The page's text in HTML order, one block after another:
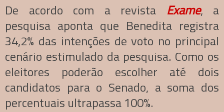
De acordo com a revista
Exame, a
pesquisa aponta que Benedita registra
34,2% das intenções de voto no principal
cenário estimulado da pesquisa. Como os
eleitores poderão escolher até dois
candidatos para o Senado, a soma dos
percentuais ultrapassa 100%.